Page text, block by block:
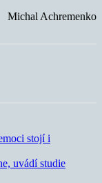
Michal Achremenko
stojí i
uvádí studie